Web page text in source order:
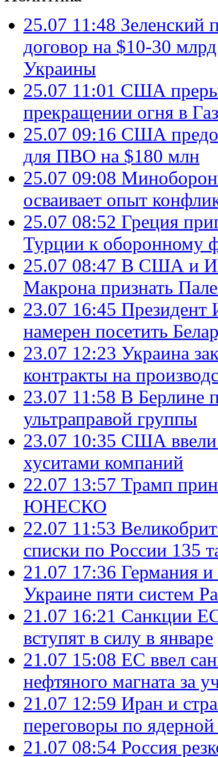
25.07 11:48 Зеленский
договор на $10-30
Украины
25.07 11:01 США
прекращении огня в
25.07 09:16 США
для ПВО на $180 млн
25.07 09:08
осваивает опыт
25.07 08:52 Греция
Турции к оборонному
25.07 08:47 В США и
Макрона признать
23.07 16:45 Президент
намерен посетить
23.07 12:23 Украина
контракты на
23.07 11:58 В Берлине
ультраправой группы
23.07 10:35 США ввели
хуситами компаний
22.07 13:57 Трамп
ЮНЕСКО
22.07 11:53
списки по России 135
21.07 17:36 Германия
Украине пяти систем
21.07 16:21 Санкции
вступят в силу в январе
21.07 15:08 ЕС ввел
нефтяного магната за
21.07 12:59 Иран и
переговоры по
21.07 08:54 Россия